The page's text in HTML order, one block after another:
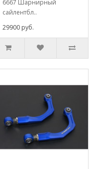
6667 Шарнирный
сайлентбл..
29900 руб.